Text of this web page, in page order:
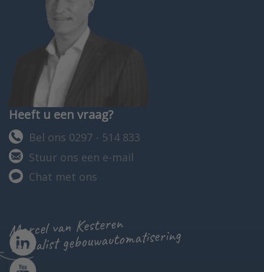
Heeft u een vraag?
Bel ons 0297 - 514 833
Stuur ons een e-mail
Chat met ons
Marcel van Kesteren
specialist gebouwautomatisering